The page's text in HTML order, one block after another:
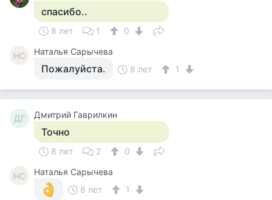
спасибо..
8 лет 1 0
НС Наталья Сарычева
Пожалуйста. 8 лет 1
ДГ Дмитрий Гаврилкин
Точно
8 лет 2 0
НС
Наталья Сарычева
8 лет
1